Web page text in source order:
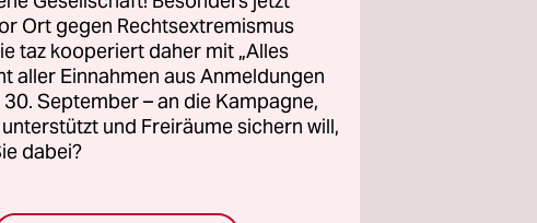
Notizblöcke.
gegen
nicht bereit,
Ort gegen Rechtsextremismus
taz kooperiert daher mit „Alles
aller Einnahmen aus Anmeldungen
September – an die Kampagne,
und Freiräume sichern will,
dabei?